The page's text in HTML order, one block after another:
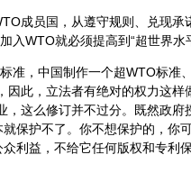
成员国，从遵守规则、兑现承
入WTO就必须提高到“超世界水
，中国制作一个超WTO标准
此，立法者有绝对的权力这样
，这么修订并不过分。既然政府
保护不了。你不想保护的，你
利益，不给它任何版权和专利